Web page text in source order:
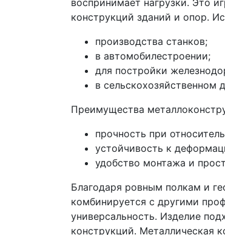
воспринимает нагрузки. Это
конструкций зданий и опор.
производства станков;
в автомобилестроении;
для постройки
в сельскохозяйственном
Преимущества
прочность при
устойчивость к
удобство монтажа и
Благодаря ровным полкам и
комбинируется с другими
универсальность. Изделие
конструкций. Металлическая